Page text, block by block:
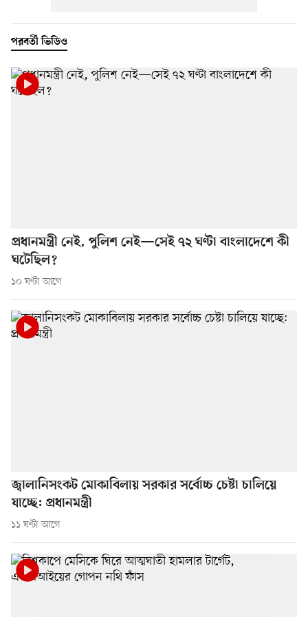
পরবর্তী ভিডিও
প্রধানমন্ত্রী নেই, পুলিশ নেই—সেই ৭২ ঘণ্টা বাংলাদেশে কী
ঘটেছিল?
১০ ঘণ্টা আগে
জ্বালানিসংকট মোকাবিলায় সরকার সর্বোচ্চ চেষ্টা চালিয়ে
যাচ্ছে: প্রধানমন্ত্রী
১১ ঘণ্টা আগে